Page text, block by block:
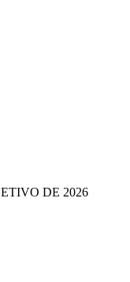
DE 2026